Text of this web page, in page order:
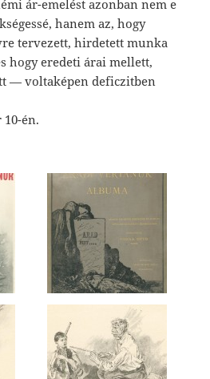
ár-emelést azonban nem e
hanem az, hogy
tervezett, hirdetett munka
hogy eredeti árai mellett,
— voltaképen deficzitben
én.